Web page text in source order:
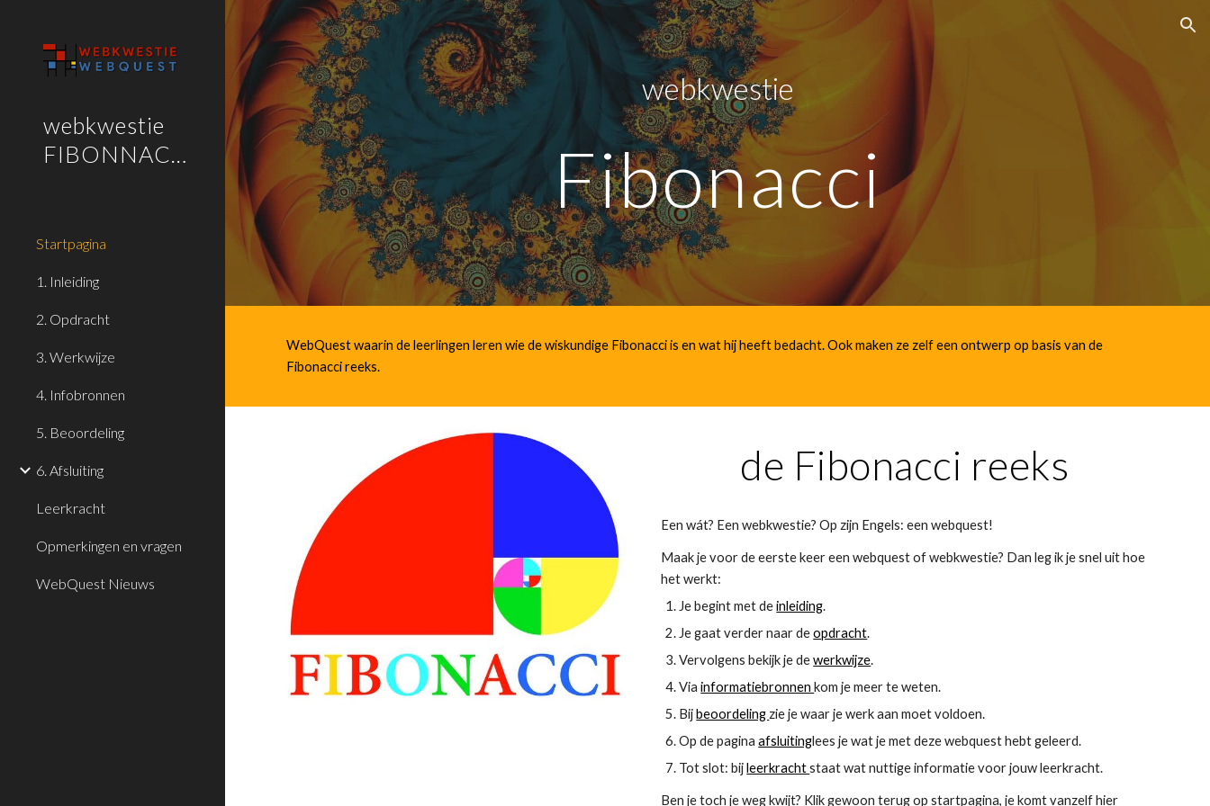
Skip to main content Skip to navigation
webkwestie
FIBONNACCI
Startpagina
1. Inleiding
2. Opdracht
3. Werkwijze
4. Infobronnen
5. Beoordeling
6. Afsluiting
Leerkracht
Opmerkingen en vragen
WebQuest Nieuws
webkwestie
Fibonacci
WebQuest waarin de leerlingen leren wie de wiskundige Fibonacci is en wat hij heeft bedacht. Ook maken ze zelf een ontwerp op basis van de
Fibonacci reeks.
de Fibonacci reeks
Een wát? Een webkwestie? Op zijn Engels: een webquest!
Maak je voor de eerste keer een webquest of webkwestie? Dan leg ik je snel uit hoe
het werkt:
Je begint met deinleiding.
Je gaat verder naar deopdracht.
Vervolgens bekijk je dewerkwijze.
Viainformatiebronnenkom je meer te weten.
Bijbeoordeling zie je waar je werk aan moet voldoen.
Op de paginaafsluitinglees je wat je met deze webquest hebt geleerd.
Tot slot: bijleerkrachtstaat wat nuttige informatie voor jouw leerkracht.
Ben je toch je weg kwijt? Klik gewoon terug op startpagina, je komt vanzelf hier